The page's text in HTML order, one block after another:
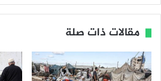
مقالات ذات صلة